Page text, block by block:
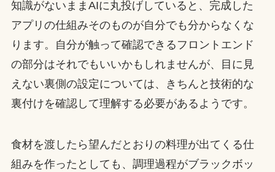
知識がないままAIに丸投げしていると、完成した
アプリの仕組みそのものが自分でも分からなくな
ります。自分が触って確認できるフロントエンド
の部分はそれでもいいかもしれませんが、目に見
えない裏側の設定については、きちんと技術的な
裏付けを確認して理解する必要があるようです。
食材を渡したら望んだとおりの料理が出てくる仕
組みを作ったとしても、調理過程がブラックボッ